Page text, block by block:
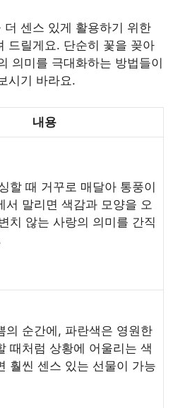
더 센스 있게 활용하기 위한
드릴게요. 단순히 꽃을 꽂아
의미를 극대화하는 방법들이
시기 바라요.
내용
할 때 거꾸로 매달아 통풍이
서 말리면 색감과 모양을 오
치 않는 사랑의 의미를 간직
의 순간에, 파란색은 영원한
때처럼 상황에 어울리는 색
훨씬 센스 있는 선물이 가능